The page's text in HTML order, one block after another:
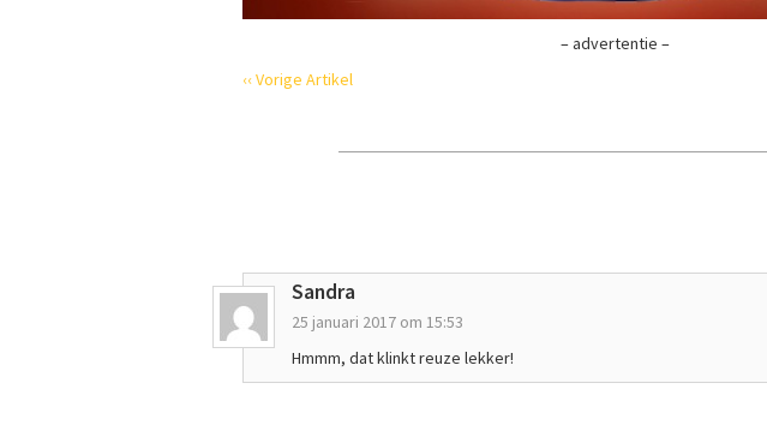
– advertentie –
‹‹ Vorige Artikel
Sandra
25 januari 2017 om 15:53
Hmmm, dat klinkt reuze lekker!